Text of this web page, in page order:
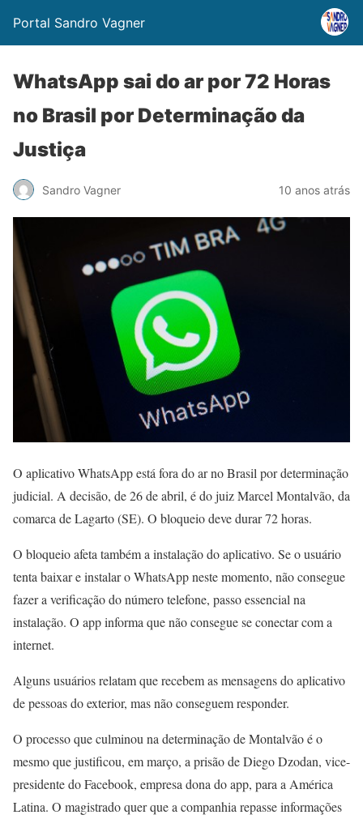
Portal Sandro Vagner
WhatsApp sai do ar por 72 Horas
no Brasil por Determinação da
Justiça
Sandro Vagner 10 anos atrás
O aplicativo WhatsApp está fora do ar no Brasil por determinação
judicial. A decisão, de 26 de abril, é do juiz Marcel Montalvão, da
comarca de Lagarto (SE). O bloqueio deve durar 72 horas.
O bloqueio afeta também a instalação do aplicativo. Se o usuário
tenta baixar e instalar o WhatsApp neste momento, não consegue
fazer a verificação do número telefone, passo essencial na
instalação. O app informa que não consegue se conectar com a
internet.
Alguns usuários relatam que recebem as mensagens do aplicativo
de pessoas do exterior, mas não conseguem responder.
O processo que culminou na determinação de Montalvão é o
mesmo que justificou, em março, a prisão de Diego Dzodan, vice-
presidente do Facebook, empresa dona do app, para a América
Latina. O magistrado quer que a companhia repasse informações